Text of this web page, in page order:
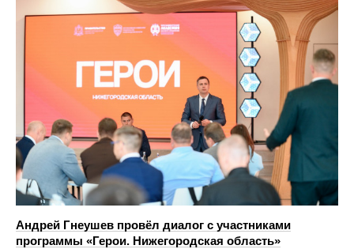
Андрей Гнеушев провёл диалог с участниками
программы «Герои. Нижегородская область»